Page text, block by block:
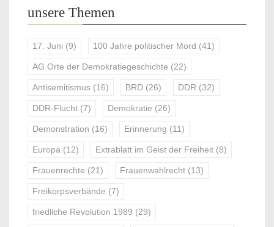
unsere Themen
17. Juni (9) 100 Jahre politischer Mord (41)
AG Orte der Demokratiegeschichte (22)
Antisemitismus (16) BRD (26) DDR (32)
DDR-Flucht (7) Demokratie (26)
Demonstration (16) Erinnerung (11)
Europa (12) Extrablatt im Geist der Freiheit (8)
Frauenrechte (21) Frauenwahlrecht (13)
Freikorpsverbände (7)
friedliche Revolution 1989 (29)